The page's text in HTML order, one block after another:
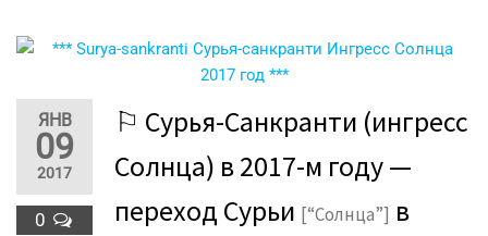
ЯНВ
09
2017
0
⚐ Сурья-Санкранти (ингресс
Солнца) в 2017-м году —
переход Сурьи [“Солнца”] в